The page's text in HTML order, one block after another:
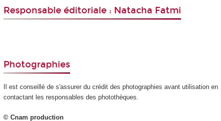
Responsable éditoriale : Natacha Fatmi
Photographies
Il est conseillé de s'assurer du crédit des photographies avant utilisation en
contactant les responsables des photothèques.
© Cnam production